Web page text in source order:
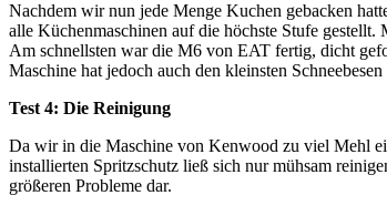
Nachdem wir nun jede Menge Kuchen gebacken
alle Küchenmaschinen auf die höchste Stufe
Am schnellsten war die M6 von EAT fertig, dicht
Maschine hat jedoch auch den kleinsten
Test 4: Die Reinigung
Da wir in die Maschine von Kenwood zu viel Mehl
installierten Spritzschutz ließ sich nur mühsam
größeren Probleme dar.